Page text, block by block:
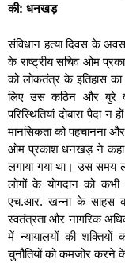
की: धनखड़
संविधान हत्या दिवस के
के राष्ट्रीय सचिव ओम
को लोकतंत्र के इतिहास
लिए उस कठिन और बुरे
परिस्थितियां दोबारा पैदा
मानसिकता को पहचानना
ओम प्रकाश धनखड़ ने कहा
लगाया गया था। उस समय
लोगों के योगदान को कभी
एच.आर. खन्ना के साहस
स्वतंत्रता और नागरिक
में न्यायालयों की
चुनौतियों को कमजोर करने